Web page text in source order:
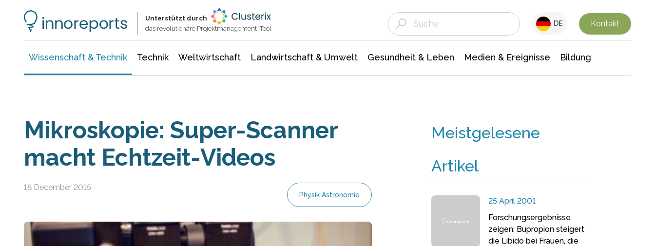
Unterstützt durch
das revolutionäre Projektmanagement-Tool
DE Kontakt
Wissenschaft & Technik Technik Weltwirtschaft Landwirtschaft & Umwelt Gesundheit & Leben Medien & Ereignisse Bildung
Mikroskopie: Super-Scanner
macht Echtzeit-Videos
18 December 2015
Physik Astronomie
Meistgelesene
Artikel
25 April 2001
Forschungsergebnisse
zeigen: Bupropion steigert
die Libido bei Frauen, die